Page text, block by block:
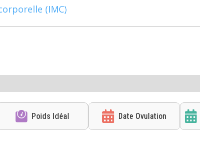
(IMC)
Poids Idéal Date Ovulation